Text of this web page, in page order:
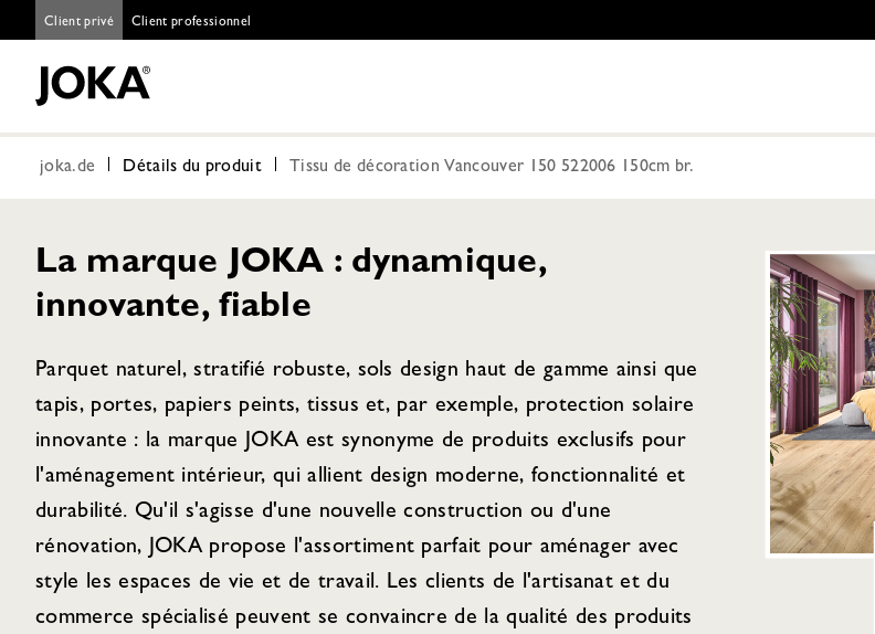
Client privé Client professionnel
joka.de Détails du produit Tissu de décoration Vancouver 150 522006 150cm br.
La marque JOKA : dynamique,
innovante, fiable
Parquet naturel, stratifié robuste, sols design haut de gamme ainsi que
tapis, portes, papiers peints, tissus et, par exemple, protection solaire
innovante : la marque JOKA est synonyme de produits exclusifs pour
l'aménagement intérieur, qui allient design moderne, fonctionnalité et
durabilité. Qu'il s'agisse d'une nouvelle construction ou d'une
rénovation, JOKA propose l'assortiment parfait pour aménager avec
style les espaces de vie et de travail. Les clients de l'artisanat et du
commerce spécialisé peuvent se convaincre de la qualité des produits